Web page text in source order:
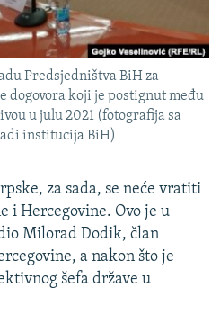
Predsjedništva BiH za
dogovora koji je postignut među
u julu 2021 (fotografija sa
institucija BiH)
za sada, se neće vratiti
i Hercegovine. Ovo je u
Milorad Dodik, član
a nakon što je
šefa države u